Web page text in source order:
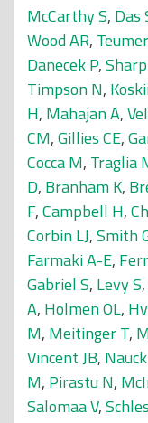
McCarthy S, Das
Wood AR,
Danecek P,
Timpson N,
H, Mahajan A,
CM,Gillies CE,
Cocca M, Traglia
D, Branham K,
F,Campbell H,
Corbin LJ,Smith
Farmaki A-E,
Gabriel S, Levy S,
A, Holmen OL,
M, Meitinger T,
Vincent JB,
M, Pirastu N,
Salomaa V,